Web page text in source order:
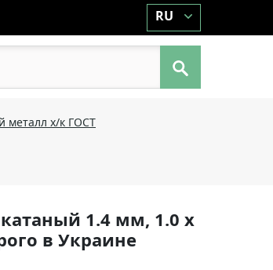
RU
металл x/к ГОСТ
1.4 мм, 1.0 х
в Украине